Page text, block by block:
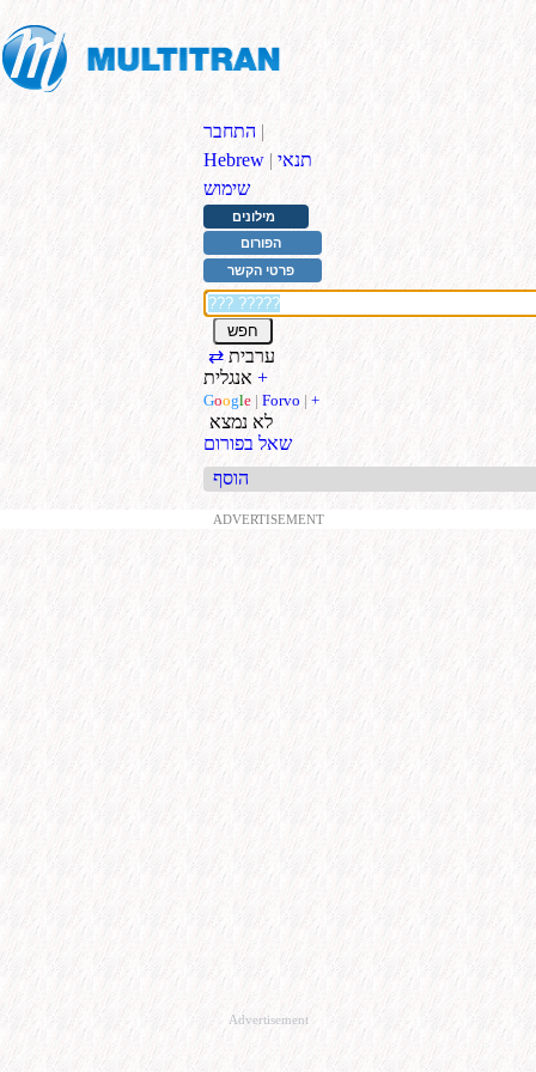
התחבר |
Hebrew | תנאי
שימוש
מילונים
הפורום
פרטי הקשר
ערבית ⇄
+
Google | Forvo | +
לא נמצא
שאל בפורום
הוסף
ADVERTISEMENT
Advertisement